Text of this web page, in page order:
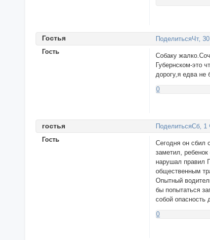
ПоделитьсяЧт,
Гостья
Гость
Собаку
Губернском-это
дорогу,я едва не
0
ПоделитьсяСб, 1
гоcтья
Гость
Сегодня он сбил
заметил,
нарушал правил
общественным
Опытный
бы попытаться
собой
0